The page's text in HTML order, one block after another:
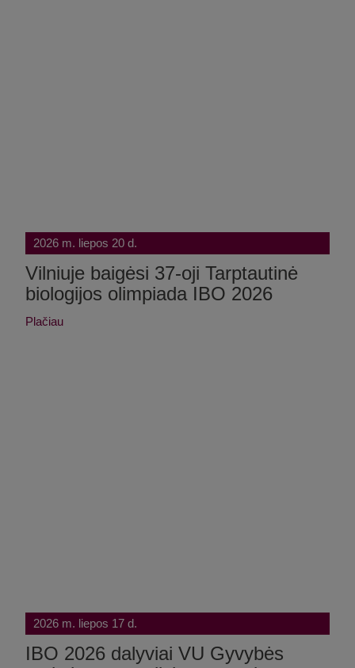
2026 m. liepos 20 d.
Vilniuje baigėsi 37-oji Tarptautinė
biologijos olimpiada IBO 2026
Plačiau
2026 m. liepos 17 d.
IBO 2026 dalyviai VU Gyvybės